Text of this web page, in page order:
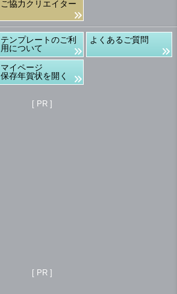
ご協力クリエイター
テンプレートのご利
用について
よくあるご質問
マイページ
保存年賀状を開く
[ PR ]
[ PR ]